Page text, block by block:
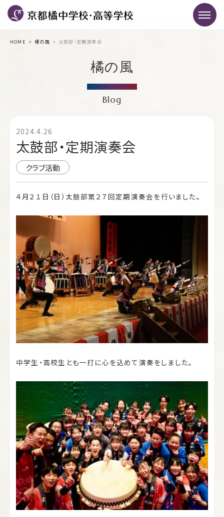
HOME 橘の風 太鼓部・定期演奏会
橘の風
Blog
2024.4.26
太鼓部・定期演奏会
クラブ活動
４月２１日（日）太鼓部第２７回定期演奏会を行いました。
中学生・高校生とも一打に心を込めて演奏をしました。